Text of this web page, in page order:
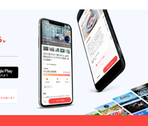
ていた
だきま
す。 ※
ハイ
シーズ
ン
(12/24-
1/10、
5/1-
5/7、
8/1-
31)、利
用不
可。
食、朝
食付
き。お
飲み物
飲み放
題。温
泉入り
放題で
す。 ロ
ゴ入り
モバイ
ルバッ
テリー
付き。
を開始
させて
いただ
きます
（先着
順）。
※ご予約
時の
キャン
セリポ
リシー
は「前
日18時
以降の